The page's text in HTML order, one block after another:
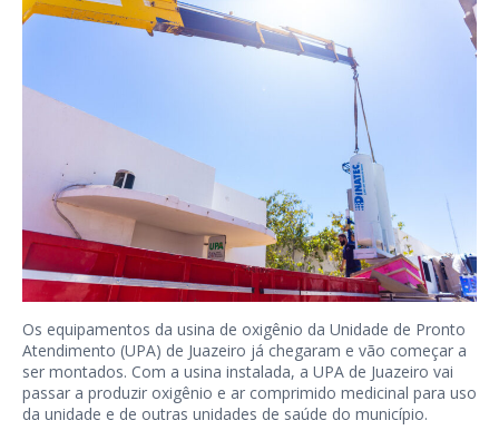
Os equipamentos da usina de oxigênio da Unidade de Pronto
Atendimento (UPA) de Juazeiro já chegaram e vão começar a
ser montados. Com a usina instalada, a UPA de Juazeiro vai
passar a produzir oxigênio e ar comprimido medicinal para uso
da unidade e de outras unidades de saúde do município.